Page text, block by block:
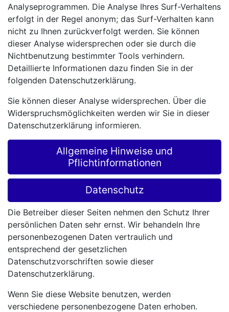
Analyseprogrammen. Die Analyse Ihres Surf-Verhaltens
erfolgt in der Regel anonym; das Surf-Verhalten kann
nicht zu Ihnen zurückverfolgt werden. Sie können
dieser Analyse widersprechen oder sie durch die
Nichtbenutzung bestimmter Tools verhindern.
Detaillierte Informationen dazu finden Sie in der
folgenden Datenschutzerklärung.
Sie können dieser Analyse widersprechen. Über die
Widerspruchsmöglichkeiten werden wir Sie in dieser
Datenschutzerklärung informieren.
Allgemeine Hinweise und
Pflichtinformationen
Datenschutz
Die Betreiber dieser Seiten nehmen den Schutz Ihrer
persönlichen Daten sehr ernst. Wir behandeln Ihre
personenbezogenen Daten vertraulich und
entsprechend der gesetzlichen
Datenschutzvorschriften sowie dieser
Datenschutzerklärung.
Wenn Sie diese Website benutzen, werden
verschiedene personenbezogene Daten erhoben.